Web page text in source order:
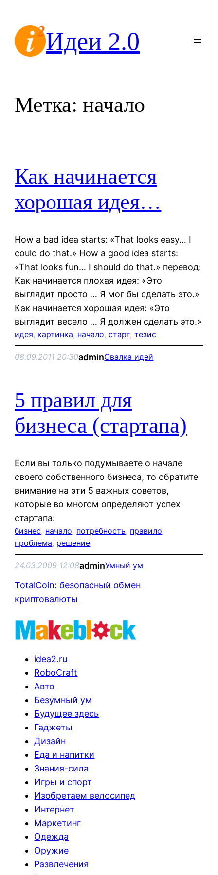
содержимомуИдеи 2.0
Метка:начало
Как начинается
хорошая идея…
How a bad idea starts: «That looks easy… I
could do that.» How a good idea starts:
«That looks fun… I should do that.» перевод:
Как начинается плохая идея: «Это
выглядит просто … Я мог бы сделать это.»
Как начинается хорошая идея: «Это
выглядит весело … Я должен сделать это.»
идея, картинка, начало, старт, тезис
08.09.2011 20:30adminСвалка идей
5 правил для
бизнеса (стартапа)
Если вы только подумываете о начале
своего собственного бизнеса, то обратите
внимание на эти 5 важных советов,
которые во многом определяют успех
стартапа:
бизнес, начало, потребность, правило
проблема, решение
24.03.2009 12:08adminУмный ум
TotalCoin: безопасный обмен
криптовалюты
idea2.ru
RoboCraft
Авто
Безумный ум
Будущее здесь
Гаджеты
Дизайн
Еда и напитки
Знания-сила
Игры и спорт
Изобретаем велосипед
Интернет
Маркетинг
Одежда
Оружие
Развлечения